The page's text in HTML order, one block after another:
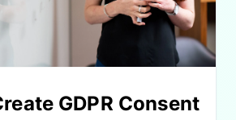
GDPR Consent